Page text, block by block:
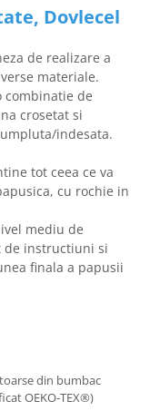
Dovlecel
de realizare a
materiale.
combinatie de
crosetat si
indesata.
tot ceea ce va
cu rochie in
mediu de
de instructiuni si
finala a papusii
din bumbac
OEKO-TEX®)